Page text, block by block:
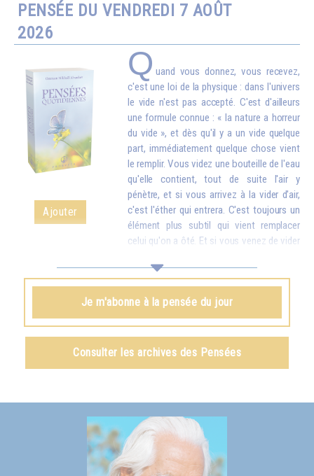
PENSÉE DU VENDREDI 7 AOÛT
2026
Ajouter
Q uand vous donnez, vous recevez,
c'est une loi de la physique : dans l'univers
le vide n'est pas accepté. C'est d'ailleurs
une formule connue : « la nature a horreur
du vide », et dès qu'il y a un vide quelque
part, immédiatement quelque chose vient
le remplir. Vous videz une bouteille de l'eau
qu'elle contient, tout de suite l'air y
pénètre, et si vous arrivez à la vider d'air,
c'est l'éther qui entrera. C'est toujours un
élément plus subtil qui vient remplacer
celui qu'on a ôté. Et si vous venez de vider
les créatures, quelque chose d'en haut arrive tout de suite pour vous
remplir.
Omraam Mikhaël Aïvanhov
Voir le livreCréation artistique et création spirituelle,
Je m'abonne à la pensée du jour
Consulter les archives des Pensées